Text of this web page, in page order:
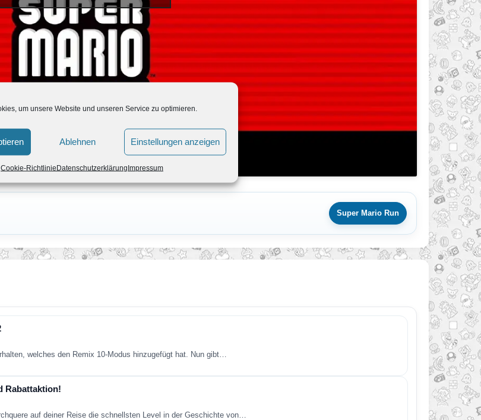
um unsere Website und unseren Service zu optimieren.
Ablehnen Einstellungen anzeigen
Cookie-RichtlinieDatenschutzerklärungImpressum
Super Mario Run
welches den Remix 10-Modus hinzugefügt hat. Nun gibt…
Rabattaktion!
auf deiner Reise die schnellsten Level in der Geschichte von…